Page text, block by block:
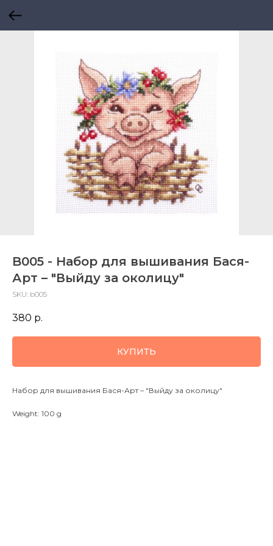
B005 - Набор для вышивания Бася-
Арт – "Выйду за околицу"
SKU: b005
380 р.
КУПИТЬ
Набор для вышивания Бася-Арт – "Выйду за околицу"
Weight: 100 g